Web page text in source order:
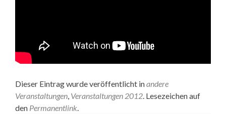
Dieser Eintrag wurde veröffentlicht inandere
Veranstaltungen, Veranstaltungen 2012. Lesezeichen auf
den Permanentlink.